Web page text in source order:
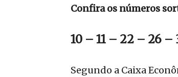
Confira os números
10 – 11 – 22 – 26 –
Segundo a Caixa